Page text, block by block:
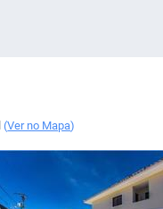
(Ver no Mapa)